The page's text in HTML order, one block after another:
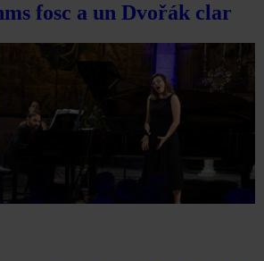
fosc a un Dvořák clar